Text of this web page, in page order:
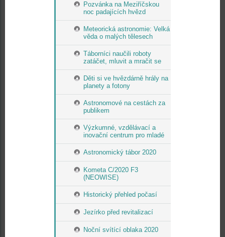
Pozvánka na Meziříčskou
noc padajících hvězd
Meteorická astronomie: Velká
věda o malých tělesech
Táborníci naučili roboty
zatáčet, mluvit a mračit se
Děti si ve hvězdárně hrály na
planety a fotony
Astronomové na cestách za
publikem
Výzkumné, vzdělávací a
inovační centrum pro mladé
Astronomický tábor 2020
Kometa C/2020 F3
(NEOWISE)
Historický přehled počasí
Jezírko před revitalizací
Noční svítící oblaka 2020